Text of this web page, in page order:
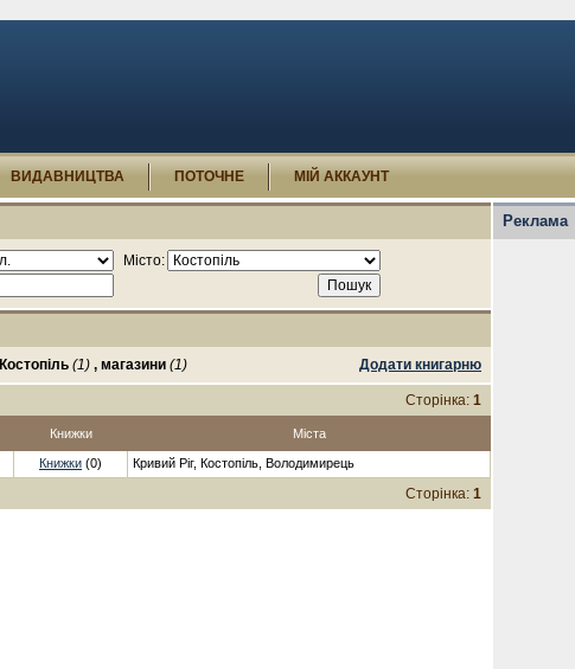
ВИДАВНИЦТВА ПОТОЧНЕ МІЙ АККАУНТ
Місто:
Костопіль (1) , магазини (1) Додати книгарню
Сторінка: 1
Книжки Міста
Книжки (0) Кривий Ріг, Костопіль, Володимирець
Сторінка: 1
Реклама